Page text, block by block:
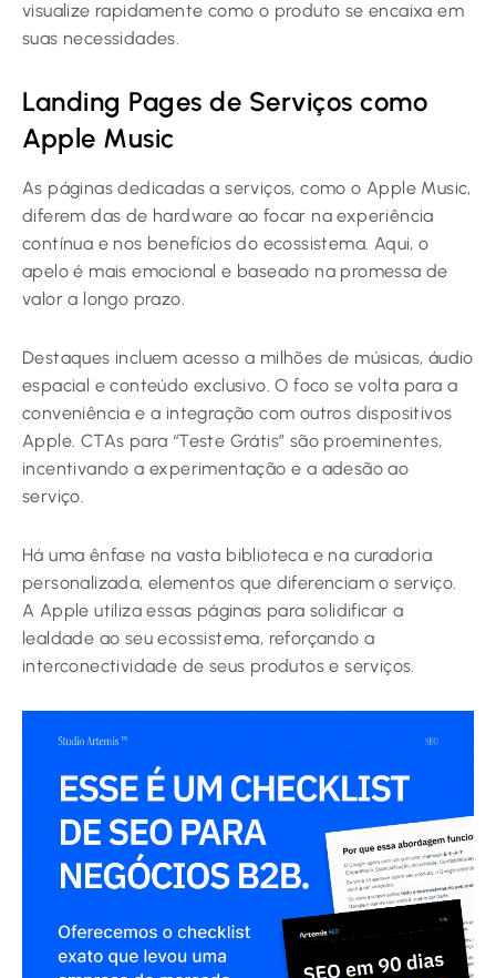
visualize rapidamente como o produto se encaixa em
suas necessidades.
Landing Pages de Serviços como
Apple Music
As páginas dedicadas a serviços, como o Apple Music,
diferem das de hardware ao focar na experiência
contínua e nos benefícios do ecossistema. Aqui, o
apelo é mais emocional e baseado na promessa de
valor a longo prazo.
Destaques incluem acesso a milhões de músicas, áudio
espacial e conteúdo exclusivo. O foco se volta para a
conveniência e a integração com outros dispositivos
Apple. CTAs para “Teste Grátis” são proeminentes,
incentivando a experimentação e a adesão ao
serviço.
Há uma ênfase na vasta biblioteca e na curadoria
personalizada, elementos que diferenciam o serviço.
A Apple utiliza essas páginas para solidificar a
lealdade ao seu ecossistema, reforçando a
interconectividade de seus produtos e serviços.